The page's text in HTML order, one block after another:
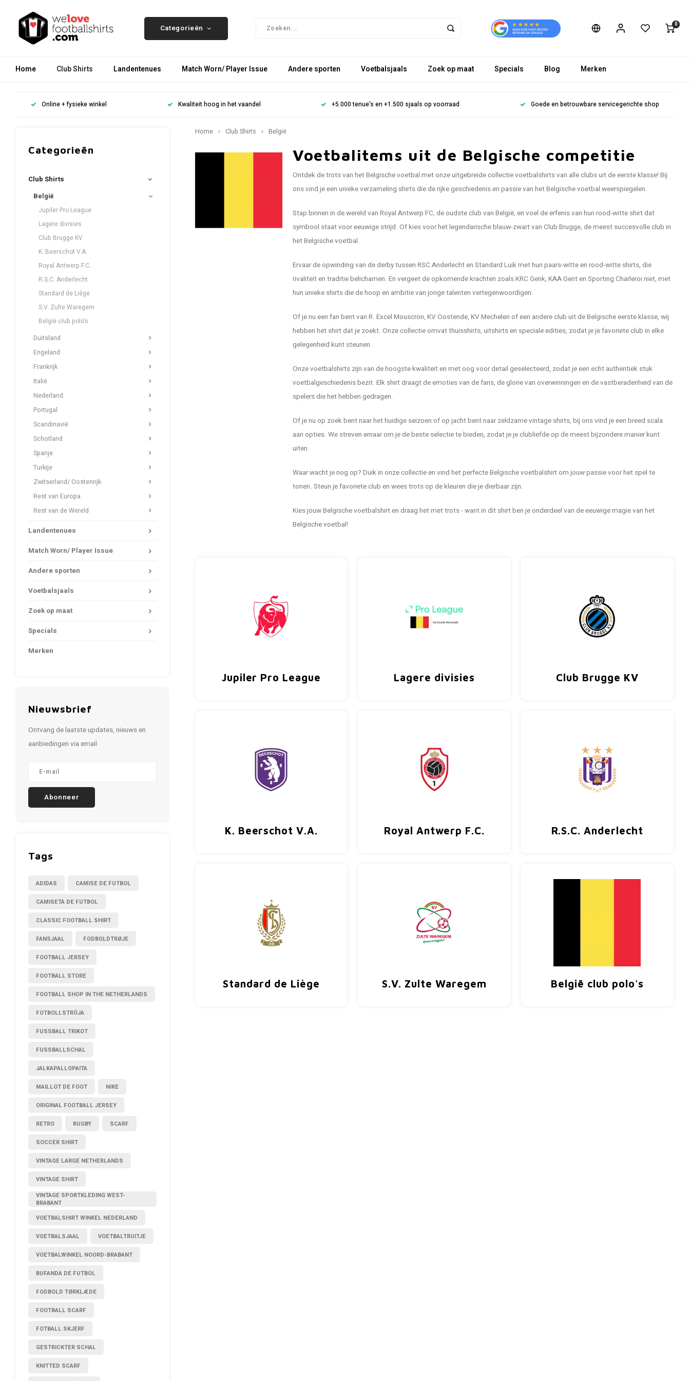
Categorieën 0
Home Club Shirts Landentenues Match Worn/ Player Issue Andere sporten Voetbalsjaals Zoek op maat Specials Blog Merken
Online + fysieke winkel Kwaliteit hoog in het vaandel +5.000 tenue's en +1.500 sjaals op voorraad Goede en betrouwbare servicegerichte shop
Categorieën
Club Shirts
België
Jupiler Pro League
Lagere divisies
Club Brugge KV
K. Beerschot V.A.
Royal Antwerp F.C.
R.S.C. Anderlecht
Standard de Liège
S.V. Zulte Waregem
België club polo's
Duitsland
Engeland
Frankrijk
Italië
Nederland
Portugal
Scandinavië
Schotland
Spanje
Turkije
Zwitserland/ Oostenrijk
Rest van Europa
Rest van de Wereld
Landentenues
Match Worn/ Player Issue
Andere sporten
Voetbalsjaals
Zoek op maat
Specials
Merken
Nieuwsbrief
Ontvang de laatste updates, nieuws en
aanbiedingen via email
Abonneer
Tags
ADIDAS CAMISE DE FUTBOL
CAMISETA DE FUTBOL
CLASSIC FOOTBALL SHIRT
FANSJAAL FODBOLDTRØJE
FOOTBALL JERSEY
FOOTBALL STORE
FOOTBALL SHOP IN THE NETHERLANDS
FOTBOLLSTRÖJA
FUSSBALL TRIKOT
FUSSBALLSCHAL
JALKAPALLOPAITA
MAILLOT DE FOOT NIKE
ORIGINAL FOOTBALL JERSEY
RETRO RUGBY SCARF
SOCCER SHIRT
VINTAGE LARGE NETHERLANDS
VINTAGE SHIRT
VINTAGE SPORTKLEDING WEST-
BRABANT
VOETBALSHIRT WINKEL NEDERLAND
VOETBALSJAAL VOETBALTRUITJE
VOETBALWINKEL NOORD-BRABANT
BUFANDA DE FUTBOL
FODBOLD TØRKLÆDE
FOOTBALL SCARF
FOTBALL SKJERF
GESTRICKTER SCHAL
KNITTED SCARF
Home Club Shirts België
Voetbalitems uit de Belgische competitie
Ontdek de trots van het Belgische voetbal met onze uitgebreide collectie voetbalshirts van alle clubs uit de eerste klasse! Bij
ons vind je een unieke verzameling shirts die de rijke geschiedenis en passie van het Belgische voetbal weerspiegelen.
Stap binnen in de wereld van Royal Antwerp FC, de oudste club van België, en voel de erfenis van hun rood-witte shirt dat
symbool staat voor eeuwige strijd. Of kies voor het legendarische blauw-zwart van Club Brugge, de meest succesvolle club in
het Belgische voetbal.
Ervaar de opwinding van de derby tussen RSC Anderlecht en Standard Luik met hun paars-witte en rood-witte shirts, die
rivaliteit en traditie belichamen. En vergeet de opkomende krachten zoals KRC Genk, KAA Gent en Sporting Charleroi niet, met
hun unieke shirts die de hoop en ambitie van jonge talenten vertegenwoordigen.
Of je nu een fan bent van R. Excel Mouscron, KV Oostende, KV Mechelen of een andere club uit de Belgische eerste klasse, wij
hebben het shirt dat je zoekt. Onze collectie omvat thuisshirts, uitshirts en speciale edities, zodat je je favoriete club in elke
gelegenheid kunt steunen.
Onze voetbalshirts zijn van de hoogste kwaliteit en met oog voor detail geselecteerd, zodat je een echt authentiek stuk
voetbalgeschiedenis bezit. Elk shirt draagt de emoties van de fans, de glorie van overwinningen en de vastberadenheid van de
spelers die het hebben gedragen.
Of je nu op zoek bent naar het huidige seizoen of op jacht bent naar zeldzame vintage shirts, bij ons vind je een breed scala
aan opties. We streven ernaar om je de beste selectie te bieden, zodat je je clubliefde op de meest bijzondere manier kunt
uiten.
Waar wacht je nog op? Duik in onze collectie en vind het perfecte Belgische voetbalshirt om jouw passie voor het spel te
tonen. Steun je favoriete club en wees trots op de kleuren die je dierbaar zijn.
Kies jouw Belgische voetbalshirt en draag het met trots - want in dit shirt ben je onderdeel van de eeuwige magie van het
Belgische voetbal!
Jupiler Pro League Lagere divisies Club Brugge KV
K. Beerschot V.A. Royal Antwerp F.C. R.S.C. Anderlecht
Standard de Liège S.V. Zulte Waregem België club polo's